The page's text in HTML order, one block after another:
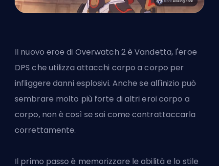
Il nuovo eroe di Overwatch 2 è Vandetta, l'eroe
DPSche utilizza attacchi corpo a corpo per
infliggere danni esplosivi. Anche se all'inizio può
sembrare molto più forte di altri eroi corpo a
corpo, non è così se sai come contrattaccarla
correttamente.
Il primo passo è memorizzare le abilità e lo stile